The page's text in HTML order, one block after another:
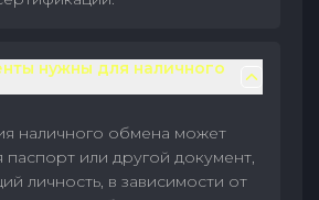
нужны для наличного
наличного обмена может
паспорт или другой документ,
личность, в зависимости от